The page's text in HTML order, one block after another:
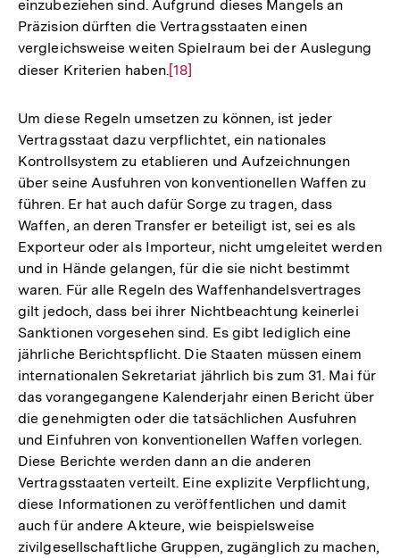
einzubeziehen sind. Aufgrund dieses Mangels an
Präzision dürften die Vertragsstaaten einen
vergleichsweise weiten Spielraum bei der Auslegung
dieser Kriterien haben.Zur
der
Fußnote
[18]
Um diese Regeln umsetzen zu können, ist jeder
Vertragsstaat dazu verpflichtet, ein nationales
Kontrollsystem zu etablieren und Aufzeichnungen
über seine Ausfuhren von konventionellen Waffen zu
führen. Er hat auch dafür Sorge zu tragen, dass
Waffen, an deren Transfer er beteiligt ist, sei es als
Exporteur oder als Importeur, nicht umgeleitet werden
und in Hände gelangen, für die sie nicht bestimmt
waren. Für alle Regeln des Waffenhandelsvertrages
gilt jedoch, dass bei ihrer Nichtbeachtung keinerlei
Sanktionen vorgesehen sind. Es gibt lediglich eine
jährliche Berichtspflicht. Die Staaten müssen einem
internationalen Sekretariat jährlich bis zum 31. Mai für
das vorangegangene Kalenderjahr einen Bericht über
die genehmigten oder die tatsächlichen Ausfuhren
und Einfuhren von konventionellen Waffen vorlegen.
Diese Berichte werden dann an die anderen
Vertragsstaaten verteilt. Eine explizite Verpflichtung,
diese Informationen zu veröffentlichen und damit
auch für andere Akteure, wie beispielsweise
zivilgesellschaftliche Gruppen, zugänglich zu machen,